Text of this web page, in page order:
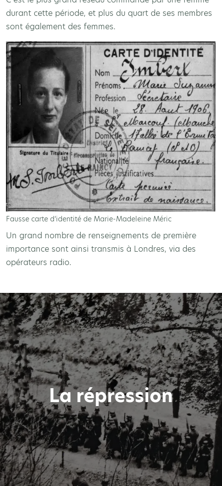
durant cette période, et plus du quart de ses membres
sont également des femmes.
Fausse carte d’identité de Marie-Madeleine Méric
Un grand nombre de renseignements de première
importance sont ainsi transmis à Londres, via des
opérateurs radio.
La répression